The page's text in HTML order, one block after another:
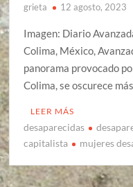
grieta 12 agosto, 2023
Imagen: Diario
Colima, México,
panorama provocado
Colima, se oscurece
LEER MÁS
desaparecidas
capitalista
mujeres